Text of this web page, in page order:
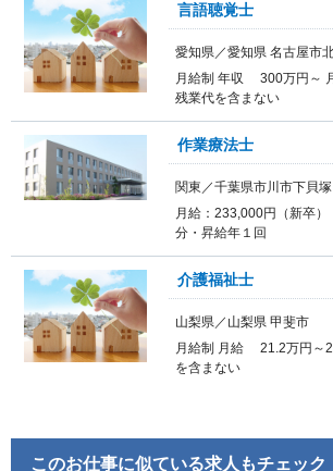
言語聴覚士
愛知県／愛知県 名古屋市
月給制 年収 300万円～
残業代を含まない
作業療法士
関東／千葉県市川市下貝塚
月給：233,000円（新卒）
分・昇給年１回
介護福祉士
山梨県／山梨県 甲斐市
月給制 月給 21.2万円～
を含まない
このお仕事に似ている求人もチェック